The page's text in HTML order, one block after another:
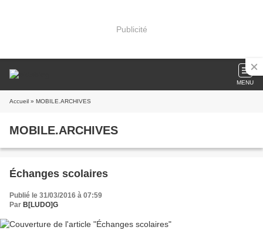
Publicité
MENU
Accueil » MOBILE.ARCHIVES
MOBILE.ARCHIVES
Échanges scolaires
Publié le 31/03/2016 à 07:59
Par B[LUDO]G